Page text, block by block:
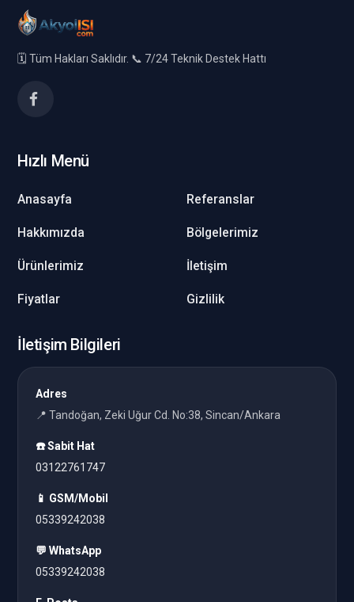
🗓️ Tüm Hakları Saklıdır. 📞 7/24 Teknik Destek Hattı
Hızlı Menü
Anasayfa
Hakkımızda
Ürünlerimiz
Fiyatlar
Referanslar
Bölgelerimiz
İletişim
Gizlilik
İletişim Bilgileri
Adres
📍 Tandoğan, Zeki Uğur Cd. No:38, Sincan/Ankara
☎️ Sabit Hat
03122761747
📱 GSM/Mobil
05339242038
💬 WhatsApp
05339242038